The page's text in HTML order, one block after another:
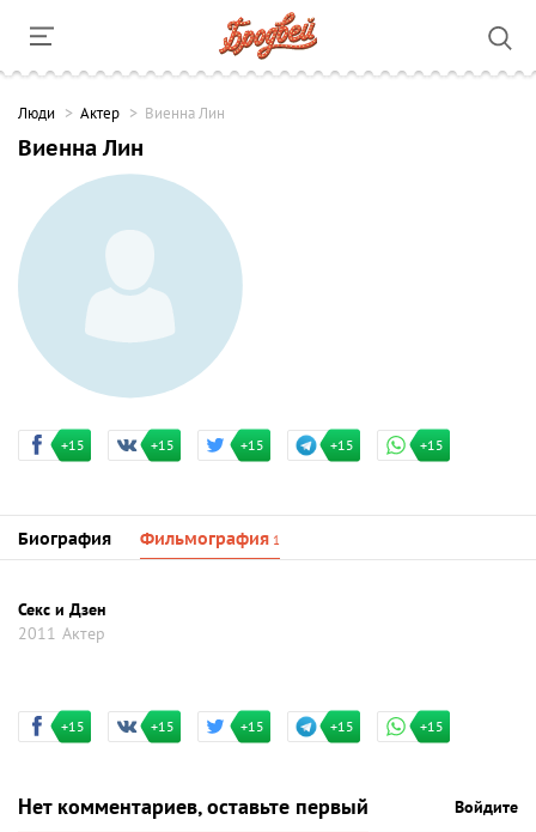
Люди Актер Виенна Лин
Виенна Лин
+15 +15 +15 +15 +15
Биография Фильмография 1
Секс и Дзен
2011 Актер
+15 +15 +15 +15 +15
Нет комментариев, оставьте первый Войдите